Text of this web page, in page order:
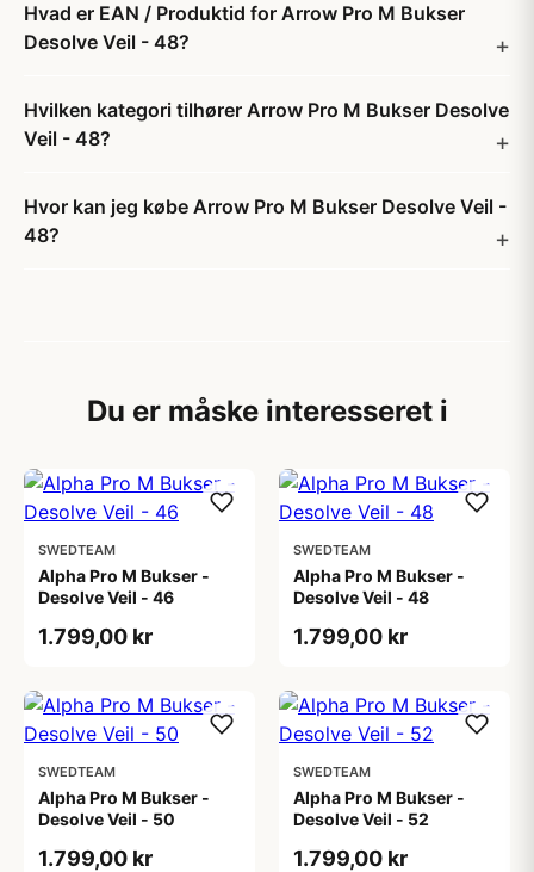
Hvad er EAN / Produktid for Arrow Pro M Bukser
Desolve Veil - 48?
Hvilken kategori tilhører Arrow Pro M Bukser Desolve
Veil - 48?
Hvor kan jeg købe Arrow Pro M Bukser Desolve Veil -
48?
Du er måske interesseret i
SWEDTEAM
Alpha Pro M Bukser -
Desolve Veil - 46
1.799,00 kr
SWEDTEAM
Alpha Pro M Bukser -
Desolve Veil - 48
1.799,00 kr
SWEDTEAM
Alpha Pro M Bukser -
Desolve Veil - 50
1.799,00 kr
SWEDTEAM
Alpha Pro M Bukser -
Desolve Veil - 52
1.799,00 kr